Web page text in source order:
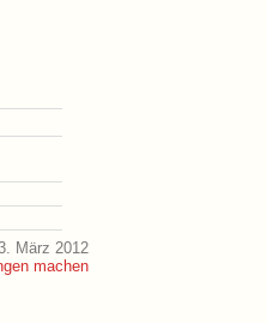
März 2012